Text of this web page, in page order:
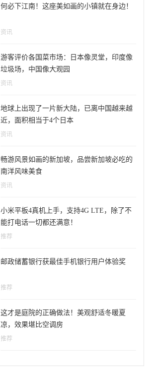
何必下江南！这座美如画的小镇就在身边！
资讯
游客评价各国菜市场：日本像灵堂，印度像
垃圾场，中国像大观园
资讯
地球上出现了一片新大陆，已离中国越来越
近，面积相当于4个日本
资讯
畅游风景如画的新加坡，品尝新加坡必吃的
南洋风味美食
资讯
小米平板4真机上手，支持4G LTE，除了不
能打电话一切都还满意！
推荐
邮政储蓄银行获最佳手机银行用户体验奖
推荐
这才是庭院的正确做法！美观舒适冬暖夏
凉，效果堪比空调房
推荐